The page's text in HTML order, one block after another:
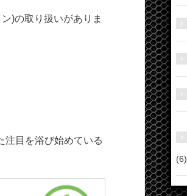
)の取り扱いがありま
注目を浴び始めている
(6)